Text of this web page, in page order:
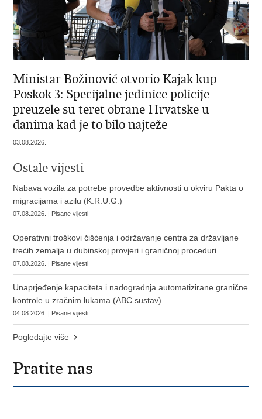
Ministar Božinović otvorio Kajak kup
Poskok 3: Specijalne jedinice policije
preuzele su teret obrane Hrvatske u
danima kad je to bilo najteže
03.08.2026.
Ostale vijesti
Nabava vozila za potrebe provedbe aktivnosti u okviru Pakta o
migracijama i azilu (K.R.U.G.)
07.08.2026. | Pisane vijesti
Operativni troškovi čišćenja i održavanje centra za državljane
trećih zemalja u dubinskoj provjeri i graničnoj proceduri
07.08.2026. | Pisane vijesti
Unaprjeđenje kapaciteta i nadogradnja automatizirane granične
kontrole u zračnim lukama (ABC sustav)
04.08.2026. | Pisane vijesti
Pogledajte više
Pratite nas